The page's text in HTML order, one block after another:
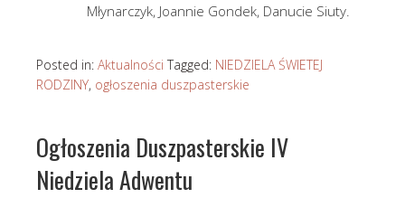
Młynarczyk, Joannie Gondek, Danucie Siuty.
Posted in: Aktualności Tagged: NIEDZIELA ŚWIETEJ
RODZINY, ogłoszenia duszpasterskie
Ogłoszenia Duszpasterskie IV
Niedziela Adwentu